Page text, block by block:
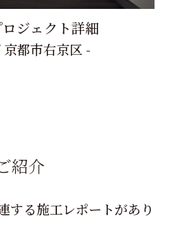
ジェクト詳細
都市右京区 -
紹介
する施工レポートがあり